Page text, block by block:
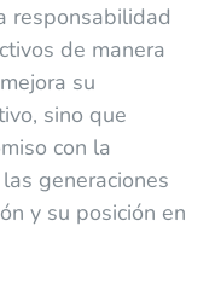
responsabilidad
de manera
su
sino que
con la
generaciones
y su posición en